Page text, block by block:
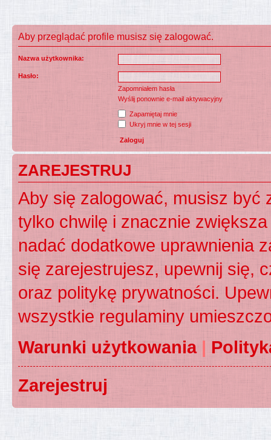
Aby przeglądać profile musisz się zalogować.
Nazwa użytkownika:
Hasło:
Zapomniałem hasła
Wyślij ponownie e-mail aktywacyjny
Zapamiętaj mnie
Ukryj mnie w tej sesji
ZAREJESTRUJ
Aby się zalogować, musisz być
tylko chwilę i znacznie
nadać dodatkowe uprawnienia
się zarejestrujesz, upewnij się,
oraz politykę prywatności.
wszystkie regulaminy
Warunki użytkowania|
Zarejestruj